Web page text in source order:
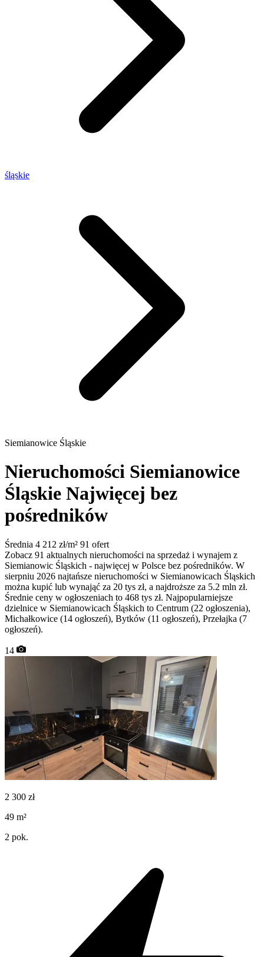
śląskie
Siemianowice Śląskie
Nieruchomości Siemianowice
Śląskie Najwięcej bez
pośredników
Średnia 4 212 zł/m² 91 ofert
Zobacz 91 aktualnych nieruchomości na sprzedaż i wynajem z
Siemianowic Śląskich - najwięcej w Polsce bez pośredników. W
sierpniu 2026 najtańsze nieruchomości w Siemianowicach Śląskich
można kupić lub wynająć za 20 tys zł, a najdroższe za 5.2 mln zł.
Średnie ceny w ogłoszeniach to 468 tys zł. Najpopularniejsze
dzielnice w Siemianowicach Śląskich to Centrum (22 ogłoszenia),
Michałkowice (14 ogłoszeń), Bytków (11 ogłoszeń), Przełajka (7
ogłoszeń).
14
2 300 zł
49 m²
2 pok.